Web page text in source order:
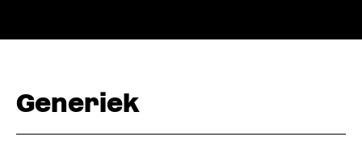
Generiek